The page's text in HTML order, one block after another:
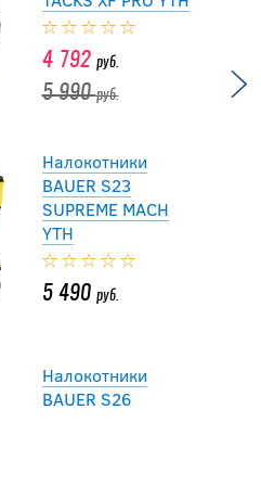
4 792 руб.
5 990руб.
Налокотники
BAUER S23
SUPREME MACH
YTH
5 490 руб.
Налокотники
BAUER S26